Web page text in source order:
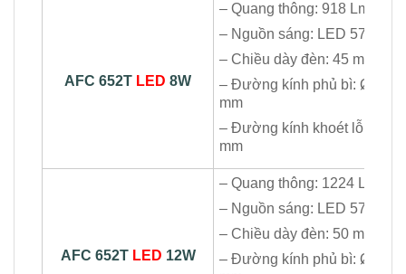
AFC 652T LED 8W
– Quang thông: 918 Lm
– Nguồn sáng: LED 5730
– Chiều dày đèn: 45 mm
– Đường kính phủ bì: Ø120
mm
– Đường kính khoét lỗ: Ø100
mm
AFC 652T LED 12W
– Quang thông: 1224 Lm
– Nguồn sáng: LED 5730
– Chiều dày đèn: 50 mm
– Đường kính phủ bì: Ø145